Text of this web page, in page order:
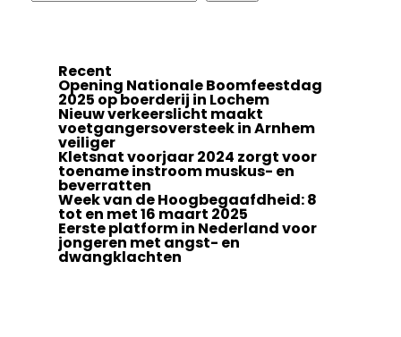
Recent
Opening Nationale Boomfeestdag
2025 op boerderij in Lochem
Nieuw verkeerslicht maakt
voetgangersoversteek in Arnhem
veiliger
Kletsnat voorjaar 2024 zorgt voor
toename instroom muskus- en
beverratten
Week van de Hoogbegaafdheid: 8
tot en met 16 maart 2025
Eerste platform in Nederland voor
jongeren met angst- en
dwangklachten